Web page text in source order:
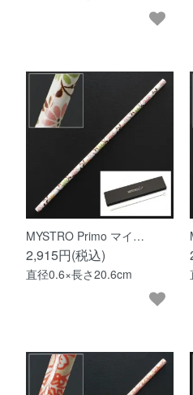
MYSTRO Primo マイ…
2,915円(税込)
直径0.6×長さ20.6cm